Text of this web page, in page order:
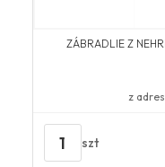
ZÁBRADLIE Z
z
1 szt